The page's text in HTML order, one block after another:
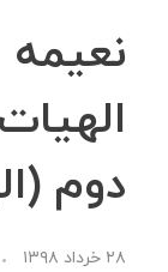
نظرات شما
فهرست ویدئوها
دوم
۲۸ خرداد ۱۳۹۸